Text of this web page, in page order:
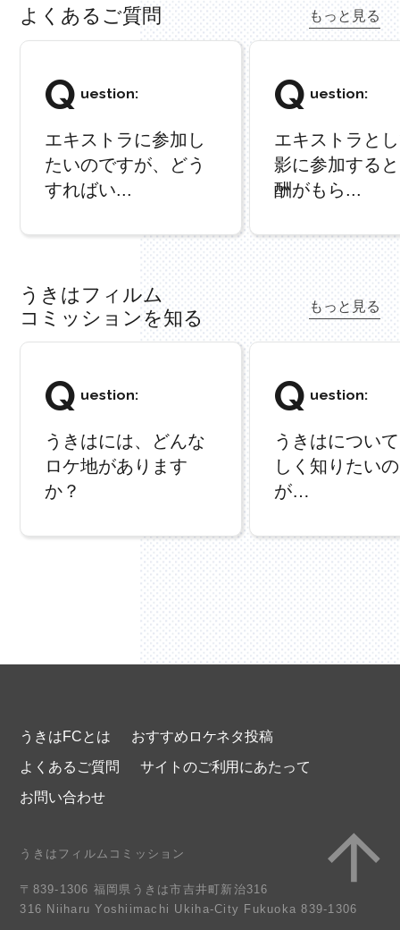
よくあるご質問 もっと見る
Q uestion:
エキストラに参加し
たいのですが、どう
すればい...
Q uestion:
エキストラと
影に参加する
酬がもら...
うきはフィルム
コミッションを知る
もっと見る
Q uestion:
うきはには、どんな
ロケ地があります
か？
Q uestion:
うきはについ
しく知りたい
が…
うきはFCとは
おすすめロケネタ投稿
よくあるご質問
サイトのご利用にあたって
お問い合わせ
うきはフィルムコミッション
〒839-1306 福岡県うきは市吉井町新治316
316 Niiharu Yoshiimachi Ukiha-City Fukuoka 839-1306